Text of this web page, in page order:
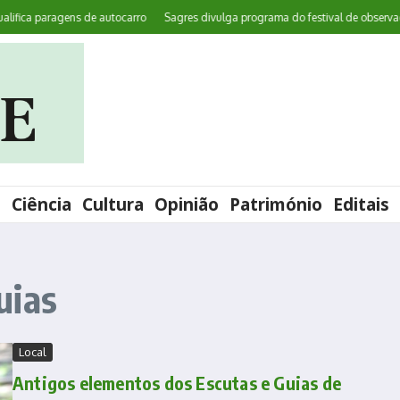
paragens de autocarro Sagres divulga programa do festival de observação
Ciência Cultura Opinião Património Editais
Local
Antigos elementos dos Escutas e Guias de